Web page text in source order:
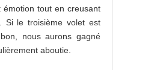
émotion tout en creusant
Si le troisième volet est
nous aurons gagné
aboutie.